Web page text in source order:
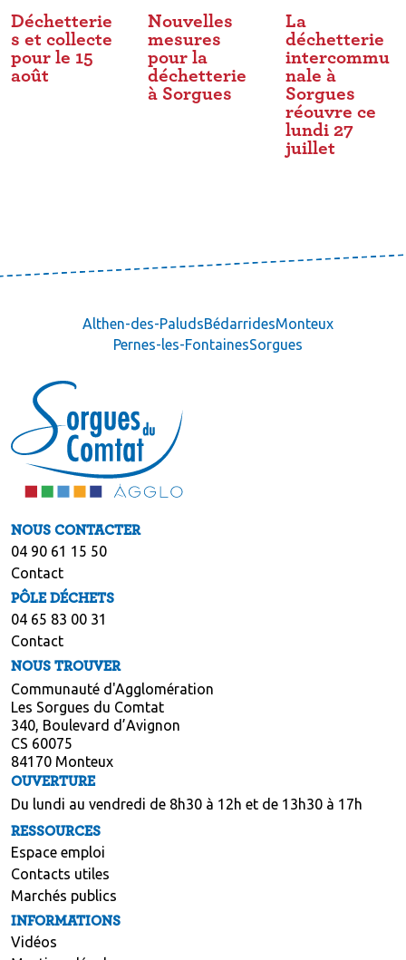
Déchetterie
s et collecte
pour le 15
août
Nouvelles
mesures
pour la
déchetterie
à Sorgues
La
déchetterie
intercommu
nale à
Sorgues
réouvre ce
lundi 27
juillet
Althen-des-PaludsBédarridesMonteux
Pernes-les-FontainesSorgues
NOUS CONTACTER
04 90 61 15 50
Contact
PÔLE DÉCHETS
04 65 83 00 31
Contact
NOUS TROUVER
Communauté d'Agglomération
Les Sorgues du Comtat
340, Boulevard d’Avignon
CS 60075
84170 Monteux
OUVERTURE
Du lundi au vendredi de 8h30 à 12h et de 13h30 à 17h
RESSOURCES
Espace emploi
Contacts utiles
Marchés publics
INFORMATIONS
Vidéos